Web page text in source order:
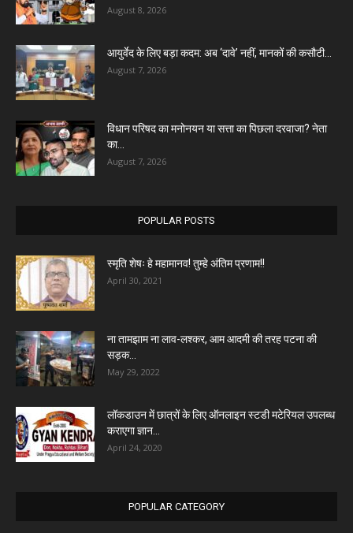
August 8, 2026
आयुर्वेद के लिए बड़ा कदम: अब ‘दावे’ नहीं, मानकों की कसौटी...
August 7, 2026
विधान परिषद का मनोनयन या सत्ता का पिछला दरवाजा? नेता
का...
August 7, 2026
POPULAR POSTS
स्मृति शेषः हे महामानव! तुम्हे अंतिम प्रणाम!!
April 30, 2021
ना तामझाम ना लाव-लश्कर, आम आदमी की तरह पटना की
सड़क...
May 29, 2022
लॉकडाउन में छात्रों के लिए ऑनलाइन स्टडी मटेरियल उपलब्ध
कराएगा ज्ञान...
April 24, 2020
POPULAR CATEGORY